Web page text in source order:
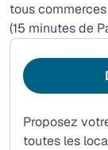
tous
(15 minutes de
Proposez
toutes les